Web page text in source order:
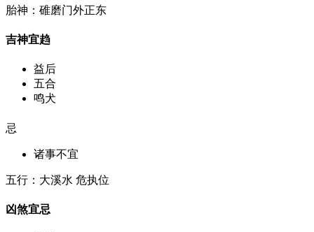
胎神：碓磨门外正东
吉神宜趋
益后
五合
鸣犬
忌
诸事不宜
五行：大溪水 危执位
凶煞宜忌